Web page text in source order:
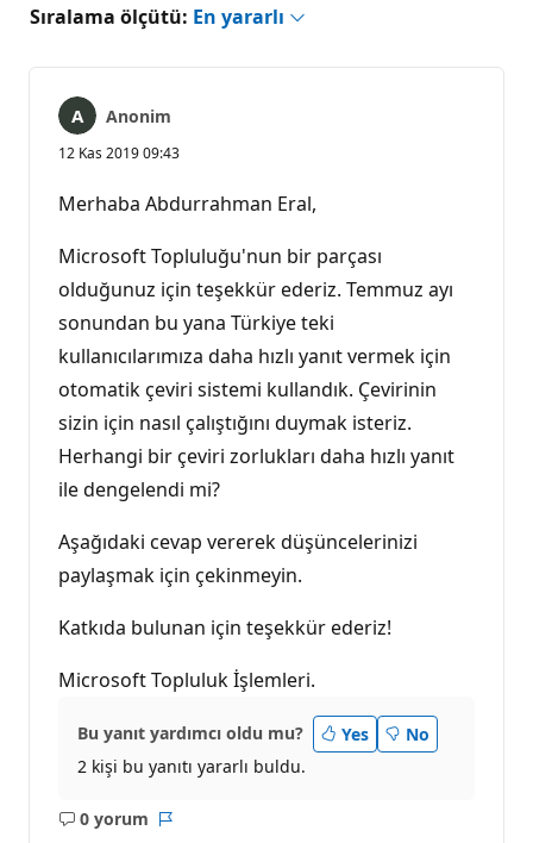
Sıralama ölçütü: En yararlı
Anonim
12 Kas 2019 09:43
Merhaba Abdurrahman Eral,
Microsoft Topluluğu'nun bir parçası
olduğunuz için teşekkür ederiz. Temmuz ayı
sonundan bu yana Türkiye teki
kullanıcılarımıza daha hızlı yanıt vermek için
otomatik çeviri sistemi kullandık. Çevirinin
sizin için nasıl çalıştığını duymak isteriz.
Herhangi bir çeviri zorlukları daha hızlı yanıt
ile dengelendi mi?
Aşağıdaki cevap vererek düşüncelerinizi
paylaşmak için çekinmeyin.
Katkıda bulunan için teşekkür ederiz!
Microsoft Topluluk İşlemleri.
Bu yanıt yardımcı oldu mu? Yes
No
2 kişi bu yanıtı yararlı buldu.
0 yorum
Açıklama